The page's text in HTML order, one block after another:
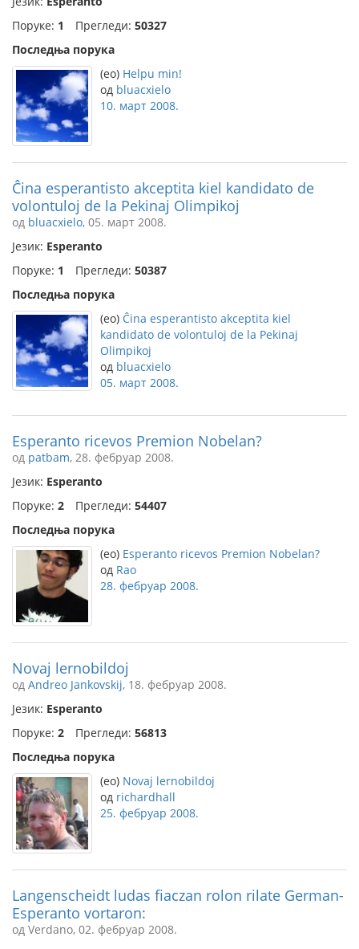
Поруке: 1 Прегледи: 50327
Последња порука
(eo) Helpu min!
од bluacxielo
10. март 2008.
Ĉina esperantisto akceptita kiel kandidato de
volontuloj de la Pekinaj Olimpikoj
од bluacxielo, 05. март 2008.
Језик: Esperanto
Поруке: 1 Прегледи: 50387
Последња порука
(eo) Ĉina esperantisto akceptita kiel
kandidato de volontuloj de la Pekinaj
Olimpikoj
од bluacxielo
05. март 2008.
Esperanto ricevos Premion Nobelan?
од patbam, 28. фебруар 2008.
Језик: Esperanto
Поруке: 2 Прегледи: 54407
Последња порука
(eo) Esperanto ricevos Premion Nobelan?
од Rao
28. фебруар 2008.
Novaj lernobildoj
од Andreo Jankovskij, 18. фебруар 2008.
Језик: Esperanto
Поруке: 2 Прегледи: 56813
Последња порука
(eo) Novaj lernobildoj
од richardhall
25. фебруар 2008.
Langenscheidt ludas fiaczan rolon rilate German-
Esperanto vortaron:
од Verdano, 02. фебруар 2008.